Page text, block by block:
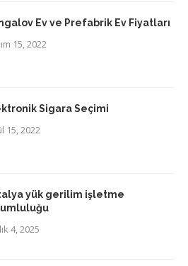
Ev ve Prefabrik Ev Fiyatları
15, 2022
Sigara Seçimi
15, 2022
yük gerilim işletme
4, 2025